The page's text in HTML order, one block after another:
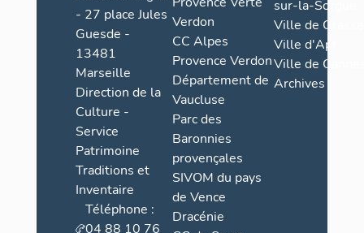
- 27 place Jules
Guesde -
13481
Marseille
Direction de la
Culture -
Service
Patrimoine
Traditions et
Inventaire
Téléphone :
04 88 10 76
Verdon
CC Alpes
Provence Verdon
Département de
Vaucluse
Parc des
Baronnies
provençales
SIVOM du pays
de Vence
Dracénie
sur-la-Sorgue
Ville de Grasse
Ville d'Apt
Ville de
Archives